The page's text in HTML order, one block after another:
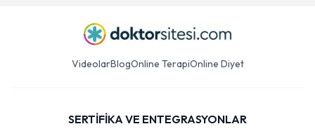
VideolarBlogOnline TerapiOnline Diyet
SERTİFİKA VE ENTEGRASYONLAR